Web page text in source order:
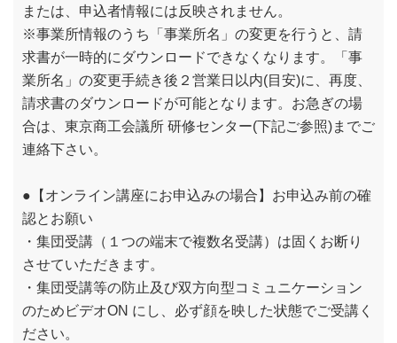
または、申込者情報には反映されません。
※事業所情報のうち「事業所名」の変更を行うと、請
求書が一時的にダウンロードできなくなります。「事
業所名」の変更手続き後２営業日以内(目安)に、再度、
請求書のダウンロードが可能となります。お急ぎの場
合は、東京商工会議所 研修センター(下記ご参照)までご
連絡下さい。
●【オンライン講座にお申込みの場合】お申込み前の確
認とお願い
・集団受講（１つの端末で複数名受講）は固くお断り
させていただきます。
・集団受講等の防止及び双方向型コミュニケーション
のためビデオON にし、必ず顔を映した状態でご受講く
ださい。